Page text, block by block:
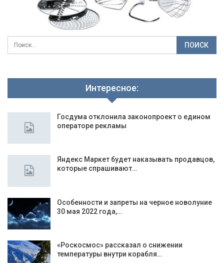
Интересное:
Госдума отклонила законопроект о едином
операторе рекламы
Яндекс Маркет будет наказывать продавцов,
которые спрашивают…
Особенности и запреты на черное новолуние
30 мая 2022 года,…
«Роскосмос» рассказал о снижении
температуры внутри корабля…